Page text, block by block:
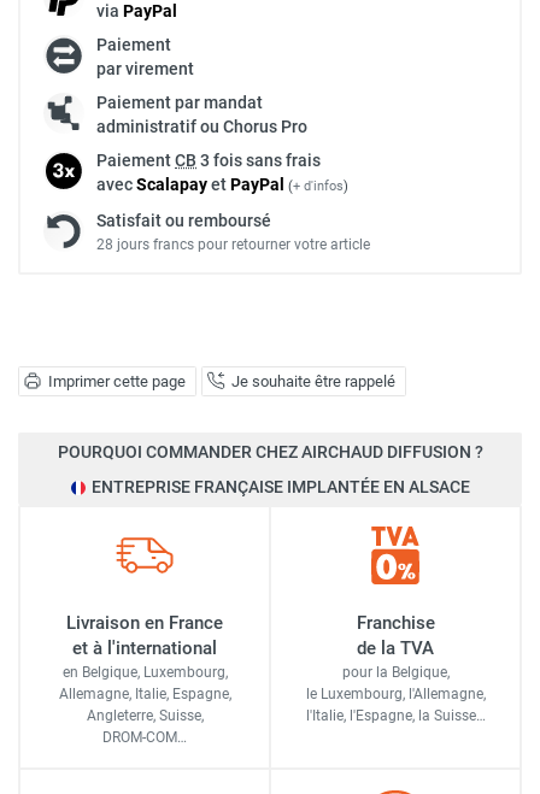
Imprimer cette page Je souhaite être rappelé
via PayPal
Paiement
par virement
Paiement par mandat
administratif ou Chorus Pro
PaiementCB 3 fois sans frais
avecScalapayetPayPal (+ d'infos)
Satisfait ou remboursé
28 jours francs pour retourner votre article
POURQUOI COMMANDER CHEZ AIRCHAUD DIFFUSION ?
ENTREPRISE FRANÇAISE IMPLANTÉE EN ALSACE
Livraison en France
et à l'international
en Belgique, Luxembourg,
Allemagne, Italie, Espagne,
Angleterre, Suisse,
DROM-COM…
Franchise
de la TVA
pour la Belgique,
le Luxembourg, l'Allemagne,
l'Italie, l'Espagne, la Suisse…